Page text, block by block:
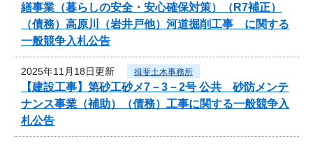
繕事業（暮らしの安全・安心確保対策）（R7補正）
（債務）高原川（岩井戸他）河道掘削工事 に関する
一般競争入札公告
2025年11月18日更新 揖斐土木事務所
【建設工事】第砂工砂メ7－3－2号 公共 砂防メンテ
ナンス事業（補助）（債務）工事に関する一般競争入
札公告